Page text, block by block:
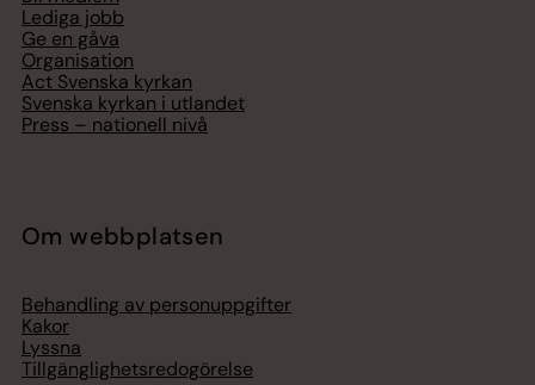
Lediga jobb
Ge en gåva
Organisation
Act Svenska kyrkan
Svenska kyrkan i utlandet
Press – nationell nivå
Om webbplatsen
Behandling av personuppgifter
Kakor
Lyssna
Tillgänglighetsredogörelse